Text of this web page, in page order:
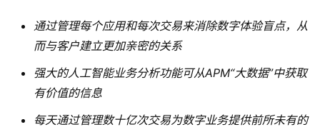
通过管理每个应用和每次交易来消除数字体验盲点，从
而与客户建立更加亲密的关系
强大的人工智能业务分析功能可从APM“大数据”中获取
有价值的信息
每天通过管理数十亿次交易为数字业务提供前所未有的